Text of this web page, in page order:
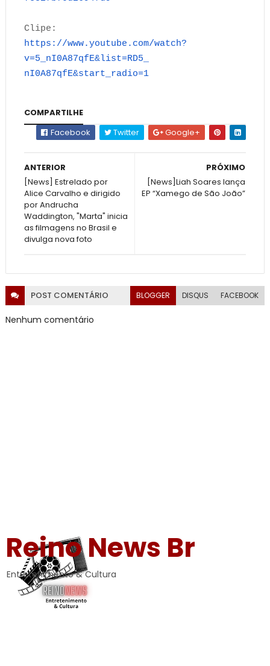
Clipe:
https://www.youtube.com/watch?
v=5_nI0A87qfE&list=RD5_
nI0A87qfE&start_radio=1
COMPARTILHE
Facebook
Twitter Google+
PRÓXIMO
[News]Liah Soares lança
EP “Xamego de São João”
ANTERIOR
[News] Estrelado por
Alice Carvalho e dirigido
por Andrucha
Waddington, "Marta" inicia
as filmagens no Brasil e
divulga nova foto
POST COMENTÁRIO BLOGGER DISQUS FACEBOOK
Nenhum comentário
Reino News Br
Entretenimento & Cultura